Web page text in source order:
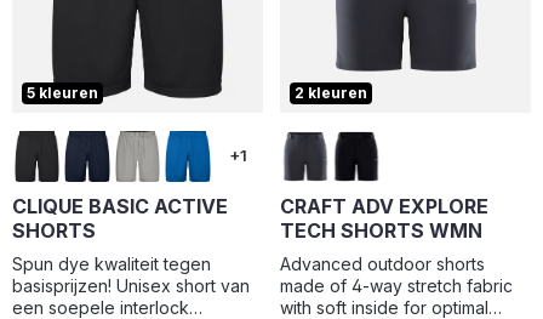
5 kleuren
+1
CLIQUE BASIC ACTIVE
SHORTS
Spun dye kwaliteit tegen
basisprijzen! Unisex short van
een soepele interlock
2 kleuren
CRAFT ADV EXPLORE
TECH SHORTS WMN
Advanced outdoor shorts
made of 4-way stretch fabric
with soft inside for optimal